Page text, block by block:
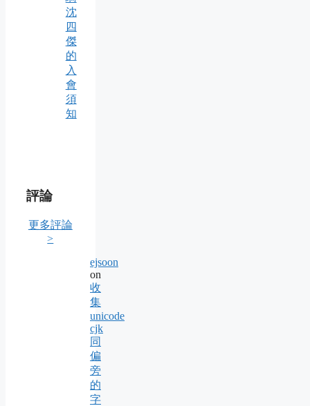
沈
四
傑
的
入
會
須
知
評論
更多評論
>
ejsoon
on
收
集
unicode
cjk
同
偏
旁
的
字